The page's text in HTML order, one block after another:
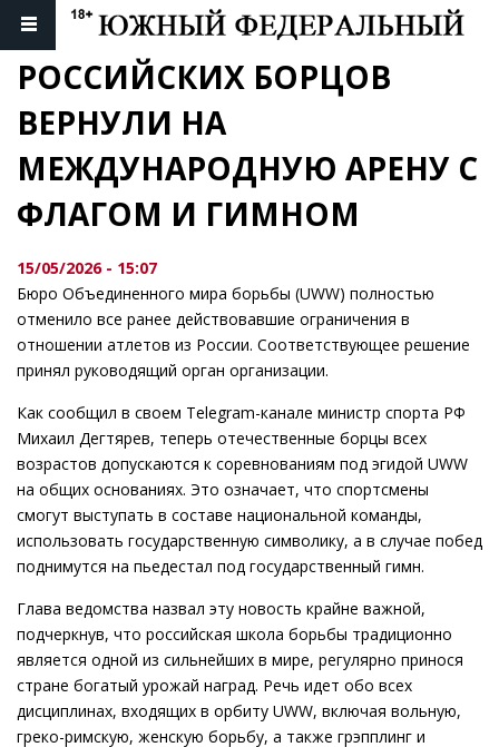
РОССИЙСКИХ БОРЦОВ
ВЕРНУЛИ НА
МЕЖДУНАРОДНУЮ АРЕНУ С
ФЛАГОМ И ГИМНОМ
15/05/2026 - 15:07
Бюро Объединенного мира борьбы (UWW) полностью
отменило все ранее действовавшие ограничения в
отношении атлетов из России. Соответствующее решение
принял руководящий орган организации.
Как сообщил в своем Telegram-канале министр спорта РФ
Михаил Дегтярев, теперь отечественные борцы всех
возрастов допускаются к соревнованиям под эгидой UWW
на общих основаниях. Это означает, что спортсмены
смогут выступать в составе национальной команды,
использовать государственную символику, а в случае побед
поднимутся на пьедестал под государственный гимн.
Глава ведомства назвал эту новость крайне важной,
подчеркнув, что российская школа борьбы традиционно
является одной из сильнейших в мире, регулярно принося
стране богатый урожай наград. Речь идет обо всех
дисциплинах, входящих в орбиту UWW, включая вольную,
греко-римскую, женскую борьбу, а также грэпплинг и